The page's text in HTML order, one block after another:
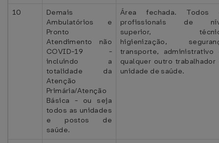
10
Demais
Ambulatórios e
Pronto
Atendimento não
COVID-19 -
incluindo a
totalidade da
Atenção
Primária/Atenção
Básica - ou seja
todos as unidades
e postos de
saúde.
Área fechada. Todos
profissionais de
superior,
higienização,
transporte, administrativo
qualquer outro trabalhador
unidade de saúde.